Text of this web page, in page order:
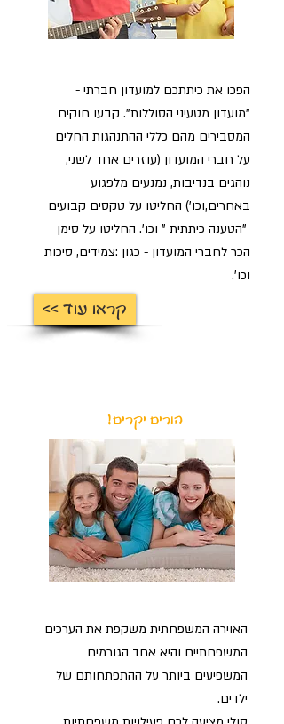
הפכו את כיתתכם למועדון חברתי -
"מועדון מטעיני הסוללות". קבעו חוקים
המסבירים מהם כללי ההתנהגות החלים
על חברי המועדון (עוזרים אחד לשני,
נוהגים בנדיבות, נמנעים מלפגוע
באחרים,וכו') החליטו על טקסים קבועים
"הטענה כיתתית " וכו'. החליטו על סימן
הכר לחברי המועדון - כגון :צמידים, סיכות
וכו'.
<< קראו עוד
הורים יקרים!
האוירה המשפחתית משקפת את הערכים
המשפחתיים והיא אחד הגורמים
המשפיעים ביותר על ההתפתחותם של
ילדים.